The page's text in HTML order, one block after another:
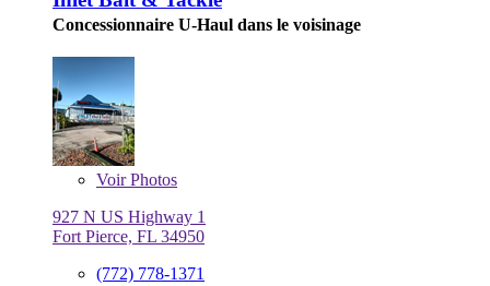
Concessionnaire U-Haul dans le voisinage
VoirPhotos
927 N US Highway 1
Fort Pierce, FL 34950
(772) 778-1371